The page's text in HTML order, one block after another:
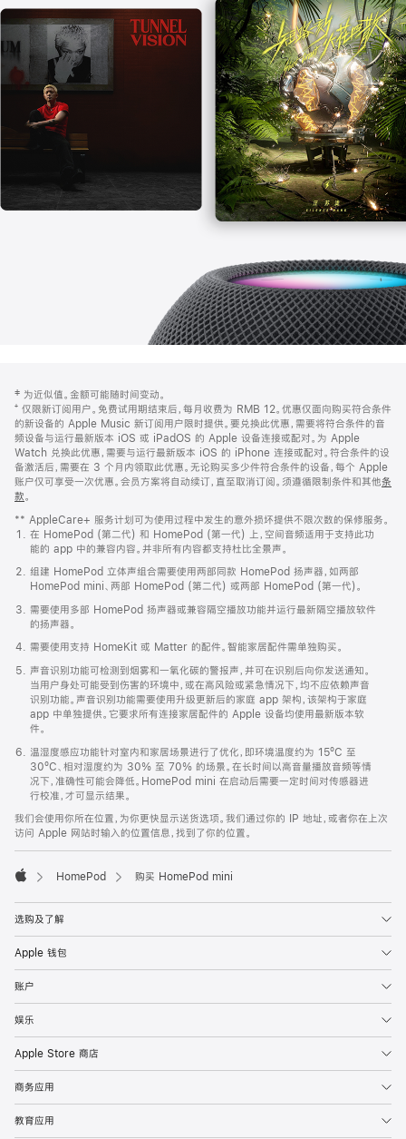
口
中
打
开)
页
页
脚
注
‡ 为近似值。金额可能随时间变动。
⁺ 仅限新订阅用户。免费试用期结束后，每月收费为 RMB 12。优惠仅面向购买符合条件
的新设备的 Apple Music 新订阅用户限时提供。要兑换此优惠，需要将符合条件的音
频设备与运行最新版本 iOS 或 iPadOS 的 Apple 设备连接或配对。为 Apple
Watch 兑换此优惠，需要与运行最新版本 iOS 的 iPhone 连接或配对。符合条件的设
备激活后，需要在 3 个月内领取此优惠。无论购买多少件符合条件的设备，每个 Apple
账户仅可享受一次优惠。会员方案将自动续订，直至取消订阅。须遵循限制条件和其他条
款。
窗
口
中
打
开)
** AppleCare+ 服务计划可为使用过程中发生的意外损坏提供不限次数的保修服务。
在 HomePod (第二代) 和 HomePod (第一代) 上，空间音频适用于支持此功
能的 app 中的兼容内容。并非所有内容都支持杜比全景声。
组建 HomePod 立体声组合需要使用两部同款 HomePod 扬声器，如两部
HomePod mini、两部 HomePod (第二代) 或两部 HomePod (第一代)。
需要使用多部 HomePod 扬声器或兼容隔空播放功能并运行最新隔空播放软件
的扬声器。
需要使用支持 HomeKit 或 Matter 的配件。智能家居配件需单独购买。
声音识别功能可检测到烟雾和一氧化碳的警报声，并可在识别后向你发送通知。
当用户身处可能受到伤害的环境中，或在高风险或紧急情况下，均不应依赖声音
识别功能。声音识别功能需要使用升级更新后的家庭 app 架构，该架构于家庭
app 中单独提供。它要求所有连接家居配件的 Apple 设备均使用最新版本软
件。
温湿度感应功能针对室内和家居场景进行了优化，即环境温度约为 15ºC 至
30ºC、相对湿度约为 30% 至 70% 的场景。在长时间以高音量播放音频等情
况下，准确性可能会降低。HomePod mini 在启动后需要一定时间对传感器进
行校准，才可显示结果。
我们会使用你所在位置，为你更快显示送货选项。我们通过你的 IP 地址，或者你在上次
访问 Apple 网站时输入的位置信息，找到了你的位置。
HomePod 购买 HomePod mini
选购及了解
Apple 钱包
账户
娱乐
Apple Store 商店
商务应用
教育应用